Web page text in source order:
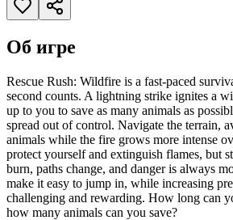
Об игре
Rescue Rush: Wildfire is a fast-paced
second counts. A lightning strike ignites a
up to you to save as many animals as
spread out of control. Navigate the terrain,
animals while the fire grows more intense
protect yourself and extinguish flames, but
burn, paths change, and danger is always
make it easy to jump in, while increasing
challenging and rewarding. How long can
how many animals can you save?